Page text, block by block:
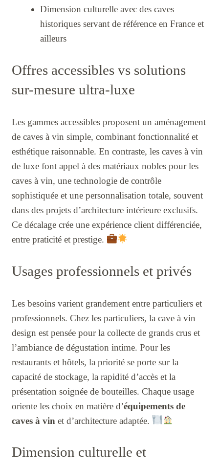
Dimension culturelle avec des caves
historiques servant de référence en France et
ailleurs
Offres accessibles vs solutions
sur-mesure ultra-luxe
Les gammes accessibles proposent un aménagement
de caves à vin simple, combinant fonctionnalité et
esthétique raisonnable. En contraste, les caves à vin
de luxe font appel à des matériaux nobles pour les
caves à vin, une technologie de contrôle
sophistiquée et une personnalisation totale, souvent
dans des projets d’architecture intérieure exclusifs.
Ce décalage crée une expérience client différenciée,
entre praticité et prestige.
Usages professionnels et privés
Les besoins varient grandement entre particuliers et
professionnels. Chez les particuliers, la cave à vin
design est pensée pour la collecte de grands crus et
l’ambiance de dégustation intime. Pour les
restaurants et hôtels, la priorité se porte sur la
capacité de stockage, la rapidité d’accès et la
présentation soignée de bouteilles. Chaque usage
oriente les choix en matière d’équipements de
caves à vin et d’architecture adaptée.
Dimension culturelle et